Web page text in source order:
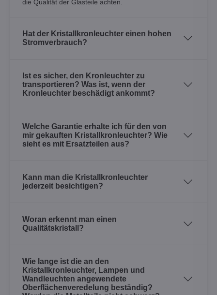
die Qualität der Glasteile achten.
Hat der Kristallkronleuchter einen hohen
Stromverbrauch?
Ist es sicher, den Kronleuchter zu
transportieren? Was ist, wenn der
Kronleuchter beschädigt ankommt?
Welche Garantie erhalte ich für den von
mir gekauften Kristallkronleuchter? Wie
sieht es mit Ersatzteilen aus?
Kann man die Kristallkronleuchter
jederzeit besichtigen?
Woran erkennt man einen
Qualitätskristall?
Wie lange ist die an den
Kristallkronleuchter, Lampen und
Wandleuchten angewendete
Oberflächenveredelung beständig?